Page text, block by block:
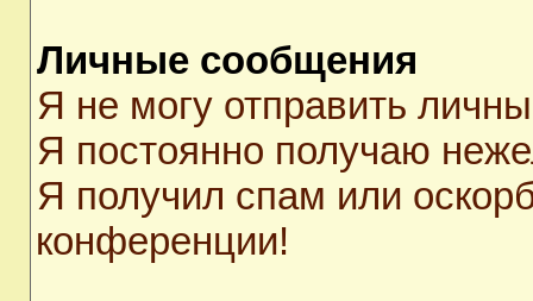
Личные сообщения
Я не могу отправить
Я постоянно получаю
Я получил спам или
конференции!